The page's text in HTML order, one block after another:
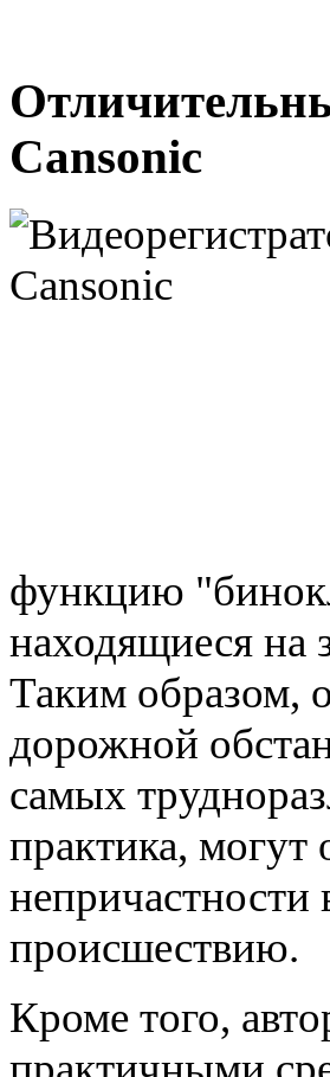
Cansonic
функцию
находящиеся на
Таким образом,
дорожной
самых
практика, могут
происшествию.
Кроме того,